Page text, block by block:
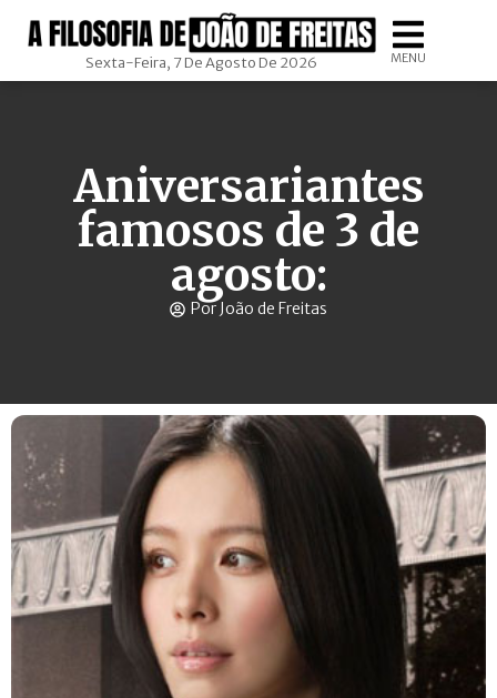
Sexta-Feira, 7 De Agosto De 2026 MENU
Aniversariantes
famosos de 3 de
agosto:
Por João de Freitas